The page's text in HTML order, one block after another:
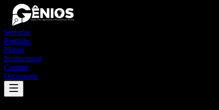
Serviços
Portfólio
Planos
Institucional
Contato
Orçamento